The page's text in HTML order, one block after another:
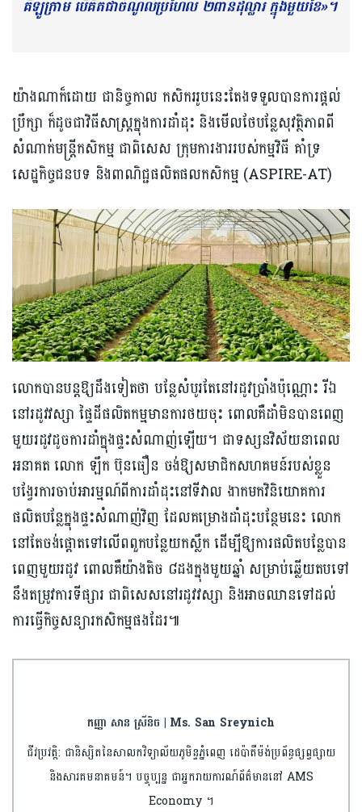
គីឡូក្រាម បើគិតជាចំណូលប្រហែល ២ពាន់ដុល្លារ ក្នុងមួយខែ»។
យ៉ាងណាក៏ដោយ ជានិច្ចកាល កសិកររូបនេះតែងទទួលបានការផ្តល់
ប្រឹក្សា ក៏ដូចជាវិធីសាស្ត្រក្នុងការដាំដុះ និងមើលថែបន្លែសុវត្ថិភាពពី
សំណាក់មន្ត្រីកសិកម្ម ជាពិសេស ក្រុមការងាររបស់កម្មវិធី គាំទ្រ
សេដ្ឋកិច្ចជនបទ និងពាណិជ្ជផលិតផលកសិកម្ម (ASPIRE-AT)
លោកបានបន្តឱ្យដឹងទៀតថា បន្លែសំបូរតែនៅរដូវប្រាំងប៉ុណ្ណោះ រីឯ
នៅរដូវវស្សា ផ្ទៃដីផលិតកម្មមានការ​ថយចុះ ពោលគឺដាំមិនបានពេញ
មួយរដូវដូចការដាំក្នុងផ្ទះសំណាញ់ឡើយ។ ជាទស្សនវិស័យនាពេល
អនាគត លោក ឡឹក ប៊ុនធឿន ចង់ឱ្យសមាជិកសហគមន៍របស់ខ្លួន
បង្វែរការចាប់អារម្មណ៍ពីការដាំដុះនៅទីវាល ងាកមកវិនិយោគការ
ផលិតបន្លែក្នុងផ្ទះសំណាញ់វិញ ដែលគម្រោងដាំដុះបន្ថែមនេះ លោក
នៅតែចង់ផ្ដោតទៅលើពពួកបន្លែយកស្លឹក ដើម្បីឱ្យការផលិត​បន្លែបាន
ពេញ​មួយរដូវ ពោលគឺយ៉ាងតិច ៨ដង​ក្នុងមួយឆ្នាំ សម្រាប់ឆ្លើយតបទៅ
នឹងតម្រូវការទីផ្សារ ជាពិសេសនៅរដូវវស្សា និងអាចឈានទៅដល់​
ការធ្វើកិច្ចសន្យារកសិកម្មផងដែរ៕
កញ្ញា សាន ស្រីនិច | Ms. San Sreynich
ជីវប្រវត្តិ: ជានិស្សិតនៃសាលកវិទ្យាល័យភូមិន្ទភ្នំពេញ ដេប៉ាតឺម៉ង់ប្រព័ន្ធផ្សព្វផ្សាយ
និងសារគមនាគមន៍។ បច្ចុប្បន្ន ជាអ្នករាយការណ៍ព័ត៌មាននៅ AMS
Economy ។